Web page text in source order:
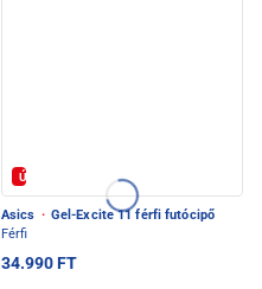
Új
Asics · Gel-Excite 11 férfi futócipő
Férfi
34.990 FT